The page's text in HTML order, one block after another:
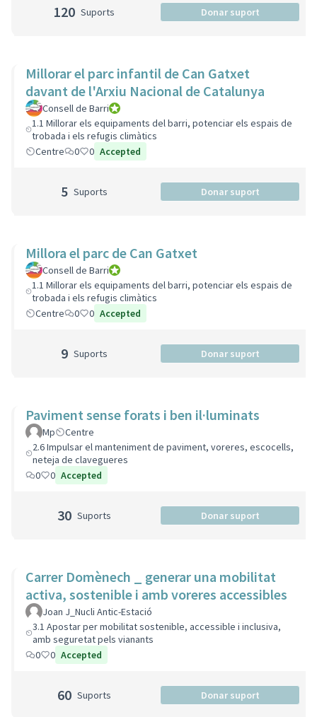
120 Suports Donar suport
Millorar el parc infantil de Can Gatxet
davant de l'Arxiu Nacional de Catalunya
Consell de BarriConsell de Barri
1.1 Millorar els equipaments del barri, potenciar els espais de
trobada i els refugis climàtics
Centre
0 0 Accepted
5 Suports Donar suport
Millora el parc de Can Gatxet
Consell de BarriConsell de Barri
1.1 Millorar els equipaments del barri, potenciar els espais de
trobada i els refugis climàtics
Centre
0 0 Accepted
9 Suports Donar suport
Paviment sense forats i ben il·luminats
Mp
Centre
2.6 Impulsar el manteniment de paviment, voreres, escocells,
neteja de clavegueres
0
0 Accepted
30 Suports Donar suport
Carrer Domènech _ generar una mobilitat
activa, sostenible i amb voreres accessibles
Joan J_Nucli Antic-Estació
3.1 Apostar per mobilitat sostenible, accessible i inclusiva,
amb seguretat pels vianants
0
0 Accepted
60 Suports Donar suport